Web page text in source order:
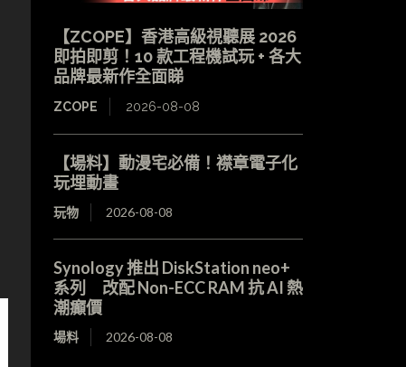
【ZCOPE】香港高級視聽展 2026
即拍即剪！10 款工程機試玩 + 各大
品牌最新作全面睇
ZCOPE 2026-08-08
【場料】動漫宅必備！襟章電子化
玩埋動畫
玩物 2026-08-08
Synology 推出 DiskStation neo+
系列 改配 Non-ECC RAM 抗 AI 熱
潮癲價
場料 2026-08-08